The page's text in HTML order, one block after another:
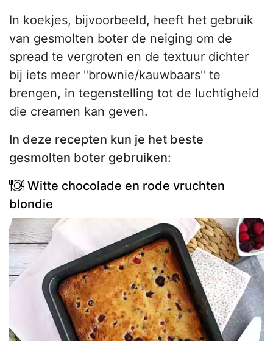
In koekjes, bijvoorbeeld, heeft het gebruik
van gesmolten boter de neiging om de
spread te vergroten en de textuur dichter
bij iets meer "brownie/kauwbaars" te
brengen, in tegenstelling tot de luchtigheid
die creamen kan geven.
In deze recepten kun je het beste
gesmolten boter gebruiken:
Witte chocolade en rode vruchten
blondie